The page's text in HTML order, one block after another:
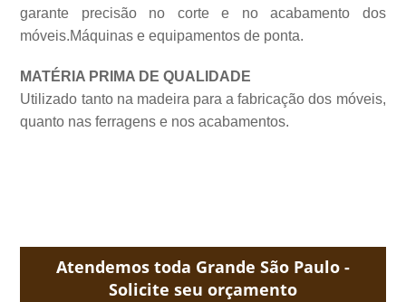
garante precisão no corte e no acabamento dos
móveis.Máquinas e equipamentos de ponta.
MATÉRIA PRIMA DE QUALIDADE
Utilizado tanto na madeira para a fabricação dos móveis,
quanto nas ferragens e nos acabamentos.
Atendemos toda Grande São Paulo -
Solicite seu orçamento